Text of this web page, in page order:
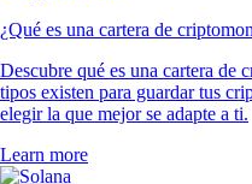
¿Qué es una cartera de
Descubre qué es una cartera de
tipos existen para guardar tus
elegir la que mejor se adapte a ti.
Learn more